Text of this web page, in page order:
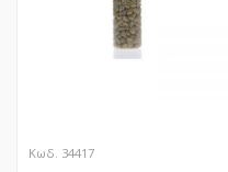
Κωδ. 34417